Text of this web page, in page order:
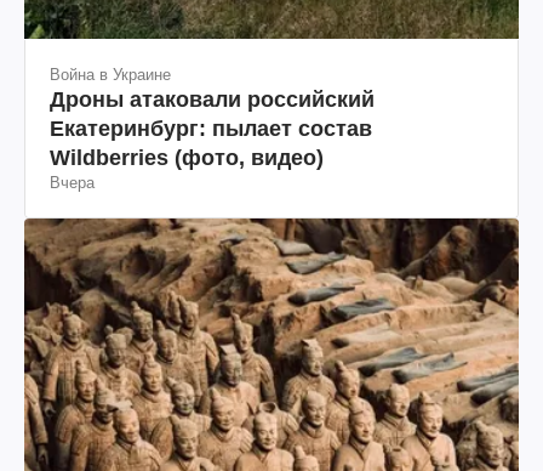
Война в Украине
Дроны атаковали российский
Екатеринбург: пылает состав
Wildberries (фото, видео)
Вчера